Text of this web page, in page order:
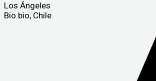
Los Ángeles
Bio bio, Chile